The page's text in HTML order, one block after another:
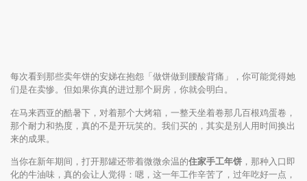
每次看到那些卖年饼的安娣在抱怨「做饼做到腰酸背痛」，你可能觉得她
们是在卖惨。但如果你真的进过那个厨房，你就会明白。
在马来西亚的酷暑下，对着那个大烤箱，一整天坐着卷那几百根鸡蛋卷，
那个耐力和热度，真的不是开玩笑的。我们买的，其实是别人用时间换出
来的成果。
当你在新年期间，打开那罐还带着微微余温的住家手工年饼 ，那种入口即
化的牛油味，真的会让人觉得：嗯，这一年工作辛苦了，过年吃好一点，